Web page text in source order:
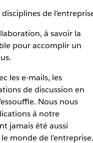
de
à savoir la
pour accomplir un
les e-mails, les
de discussion en
Nous nous
à notre
jamais été aussi
monde de l’entreprise.